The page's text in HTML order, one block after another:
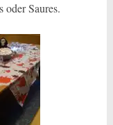
oder Saures.